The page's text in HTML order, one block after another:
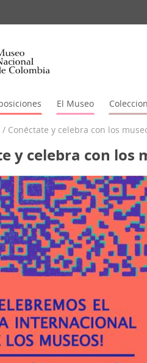
El Museo
/ Conéctate y celebra con los
y celebra con los